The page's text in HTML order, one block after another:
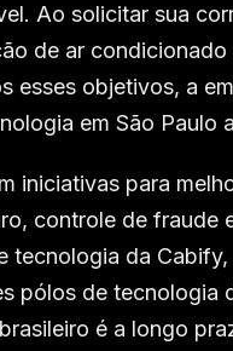
Ao solicitar sua
de ar
esses objetivos, a
em São Paulo
iniciativas para
controle de fraude
tecnologia da
pólos de tecnologia
é a longo